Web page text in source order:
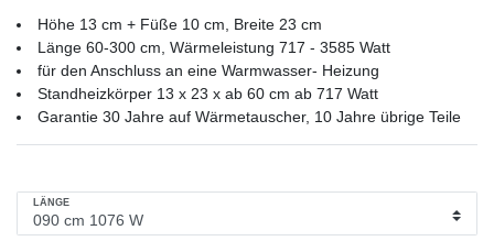
Höhe 13 cm + Füße 10 cm, Breite 23 cm
Länge 60-300 cm, Wärmeleistung 717 - 3585 Watt
für den Anschluss an eine Warmwasser- Heizung
Standheizkörper 13 x 23 x ab 60 cm ab 717 Watt
Garantie 30 Jahre auf Wärmetauscher, 10 Jahre übrige Teile
LÄNGE